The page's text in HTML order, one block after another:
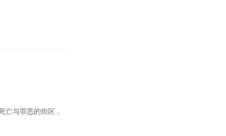
亡与罪恶的街区，